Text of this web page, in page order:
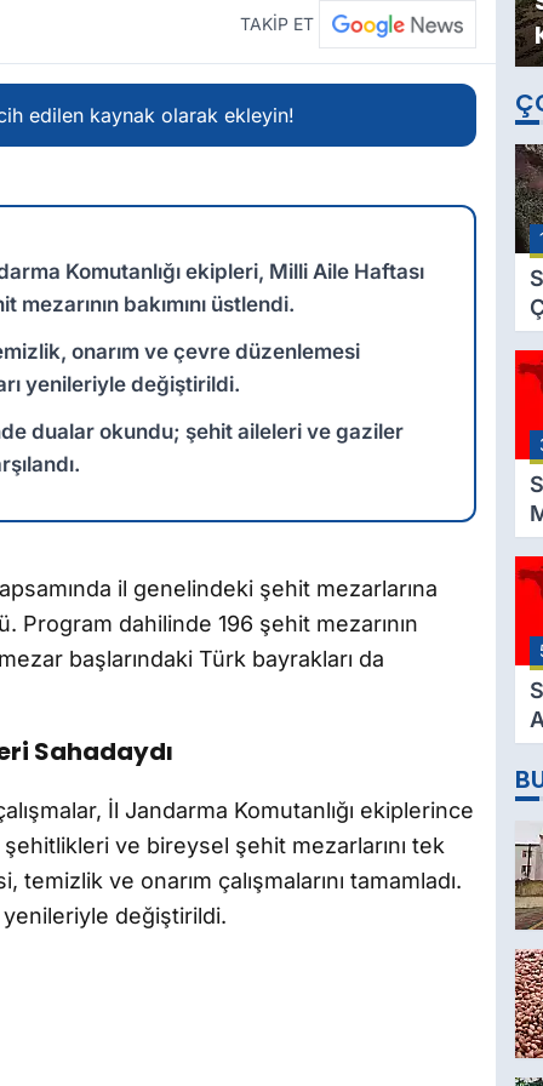
TAKİP ET
edilen kaynak olarak ekleyin!
Komutanlığı ekipleri, Milli Aile Haftası
bakımını üstlendi.
onarım ve çevre düzenlemesi
yenileriyle değiştirildi.
dualar okundu; şehit aileleri ve gaziler
il genelindeki şehit mezarlarına
Program dahilinde 196 şehit mezarının
başlarındaki Türk bayrakları da
Sahadaydı
İl Jandarma Komutanlığı ekiplerince
ve bireysel şehit mezarlarını tek
ve onarım çalışmalarını tamamladı.
yenileriyle değiştirildi.